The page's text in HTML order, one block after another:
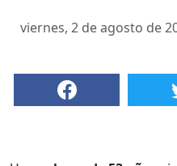
viernes, 2 de agosto de